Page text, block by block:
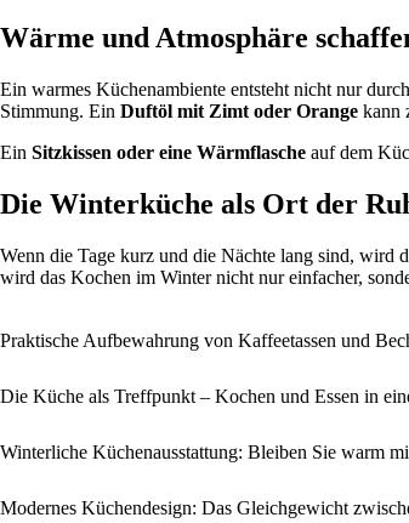
Wärme und Atmosphäre
Ein warmes Küchenambiente entsteht nicht nur
Stimmung. Ein Duftöl mit Zimt oder Orange kann
Ein Sitzkissen oder eine Wärmflasche auf dem
Die Winterküche als Ort der
Wenn die Tage kurz und die Nächte lang sind, wird
wird das Kochen im Winter nicht nur einfacher,
Praktische Aufbewahrung von Kaffeetassen und
Die Küche als Treffpunkt – Kochen und Essen in
Winterliche Küchenausstattung: Bleiben Sie warm
Modernes Küchendesign: Das Gleichgewicht